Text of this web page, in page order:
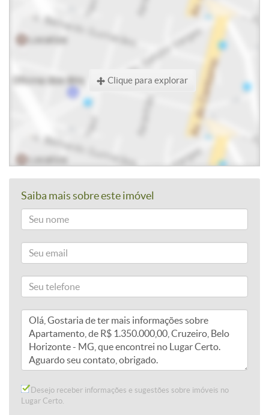
Clique para explorar
Saiba mais sobre este imóvel
Desejo receber informações e sugestões sobre imóveis no
Lugar Certo.